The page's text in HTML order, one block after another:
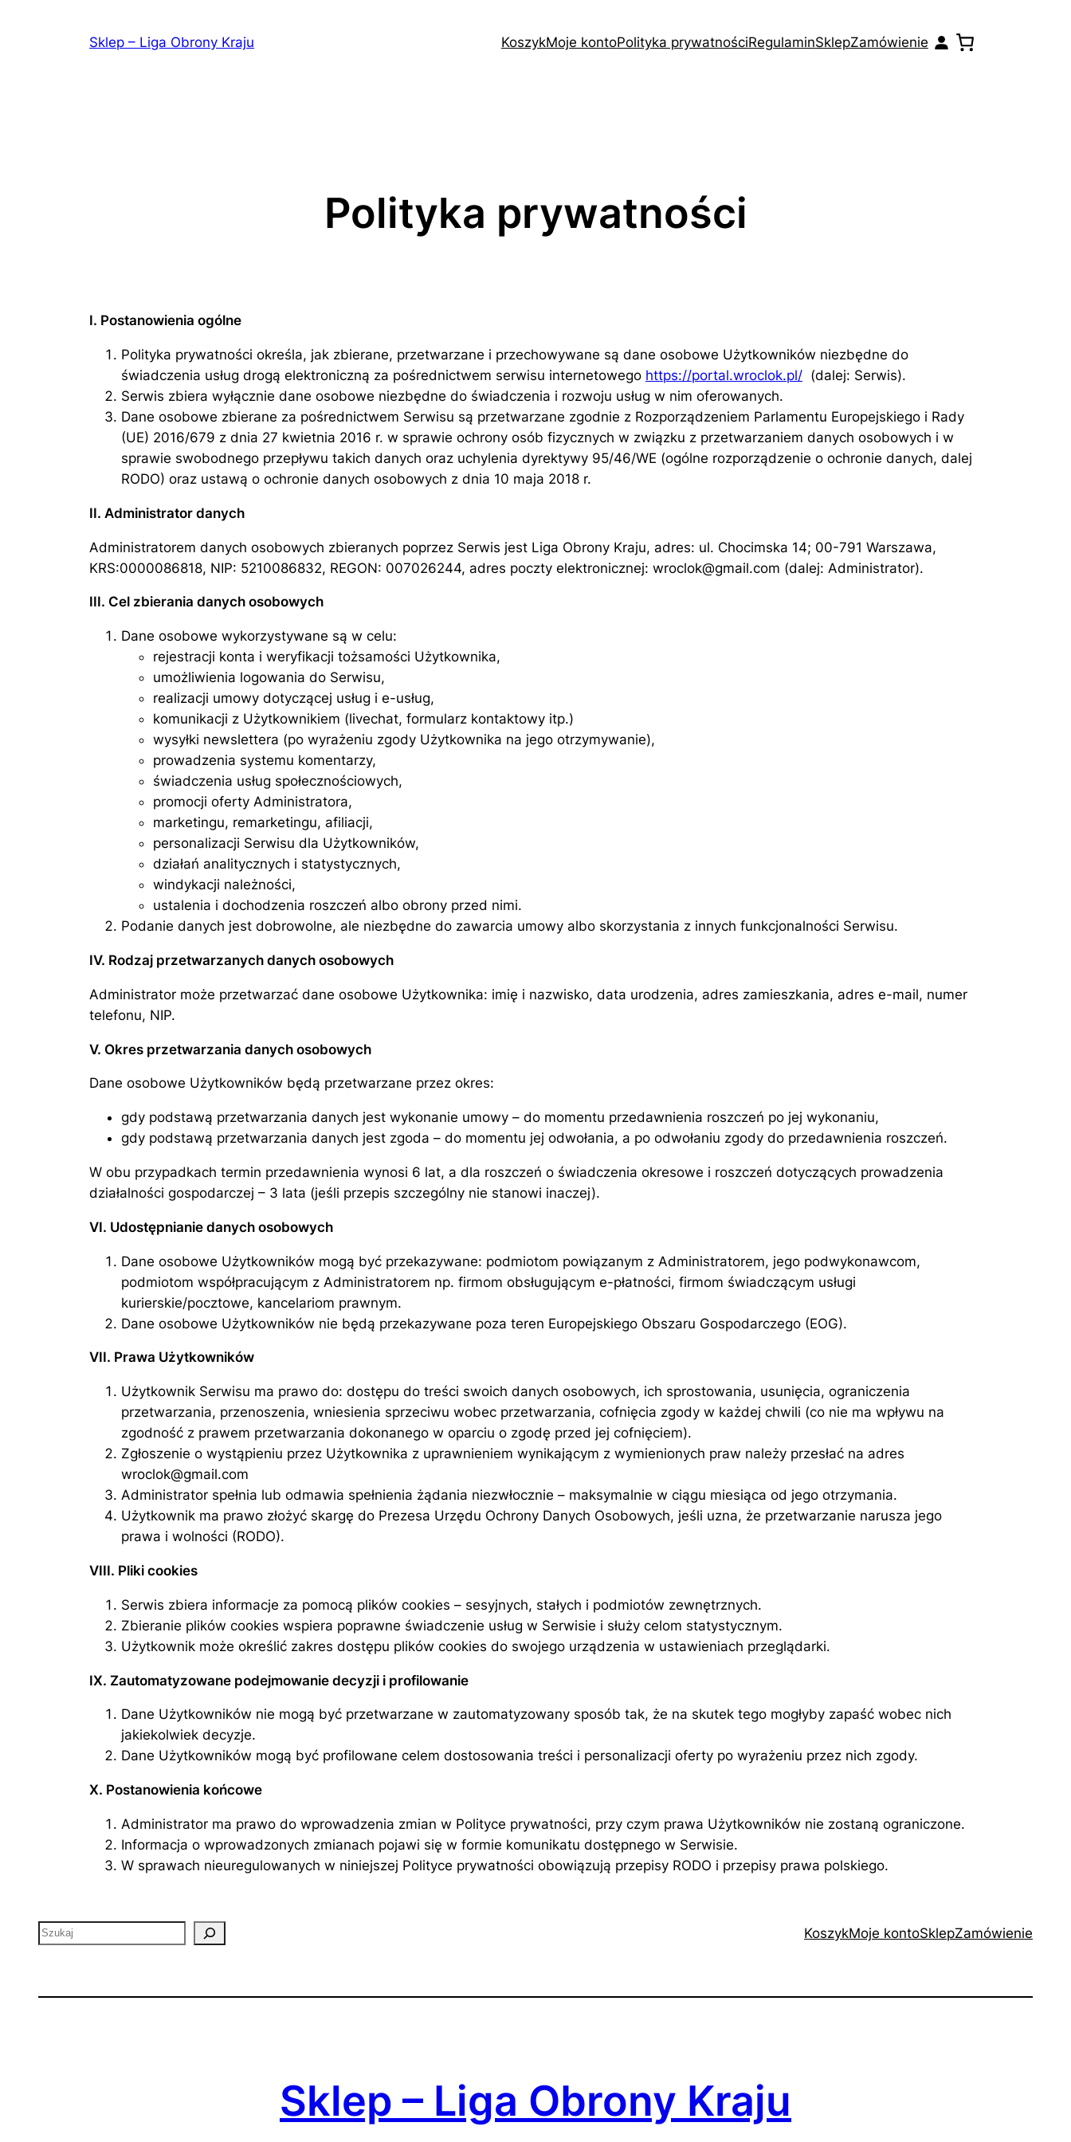
Sklep – Liga Obrony Kraju KoszykMoje kontoPolityka prywatnościRegulaminSklepZamówienie
Polityka prywatności
I. Postanowienia ogólne
Polityka prywatności określa, jak zbierane, przetwarzane i przechowywane są dane osobowe Użytkowników niezbędne do
świadczenia usług drogą elektroniczną za pośrednictwem serwisu internetowego https://portal.wroclok.pl/ (dalej: Serwis).
Serwis zbiera wyłącznie dane osobowe niezbędne do świadczenia i rozwoju usług w nim oferowanych.
Dane osobowe zbierane za pośrednictwem Serwisu są przetwarzane zgodnie z Rozporządzeniem Parlamentu Europejskiego i Rady
(UE) 2016/679 z dnia 27 kwietnia 2016 r. w sprawie ochrony osób fizycznych w związku z przetwarzaniem danych osobowych i w
sprawie swobodnego przepływu takich danych oraz uchylenia dyrektywy 95/46/WE (ogólne rozporządzenie o ochronie danych, dalej
RODO) oraz ustawą o ochronie danych osobowych z dnia 10 maja 2018 r.
II. Administrator danych
Administratorem danych osobowych zbieranych poprzez Serwis jest Liga Obrony Kraju, adres: ul. Chocimska 14; 00-791 Warszawa,
KRS:0000086818, NIP: 5210086832, REGON: 007026244, adres poczty elektronicznej: wroclok@gmail.com (dalej: Administrator).
III. Cel zbierania danych osobowych
Dane osobowe wykorzystywane są w celu:
rejestracji konta i weryfikacji tożsamości Użytkownika,
umożliwienia logowania do Serwisu,
realizacji umowy dotyczącej usług i e-usług,
komunikacji z Użytkownikiem (livechat, formularz kontaktowy itp.)
wysyłki newslettera (po wyrażeniu zgody Użytkownika na jego otrzymywanie),
prowadzenia systemu komentarzy,
świadczenia usług społecznościowych,
promocji oferty Administratora,
marketingu, remarketingu, afiliacji,
personalizacji Serwisu dla Użytkowników,
działań analitycznych i statystycznych,
windykacji należności,
ustalenia i dochodzenia roszczeń albo obrony przed nimi.
Podanie danych jest dobrowolne, ale niezbędne do zawarcia umowy albo skorzystania z innych funkcjonalności Serwisu.
IV. Rodzaj przetwarzanych danych osobowych
Administrator może przetwarzać dane osobowe Użytkownika: imię i nazwisko, data urodzenia, adres zamieszkania, adres e-mail, numer
telefonu, NIP.
V. Okres przetwarzania danych osobowych
Dane osobowe Użytkowników będą przetwarzane przez okres:
gdy podstawą przetwarzania danych jest wykonanie umowy – do momentu przedawnienia roszczeń po jej wykonaniu,
gdy podstawą przetwarzania danych jest zgoda – do momentu jej odwołania, a po odwołaniu zgody do przedawnienia roszczeń.
W obu przypadkach termin przedawnienia wynosi 6 lat, a dla roszczeń o świadczenia okresowe i roszczeń dotyczących prowadzenia
działalności gospodarczej – 3 lata (jeśli przepis szczególny nie stanowi inaczej).
VI. Udostępnianie danych osobowych
Dane osobowe Użytkowników mogą być przekazywane: podmiotom powiązanym z Administratorem, jego podwykonawcom,
podmiotom współpracującym z Administratorem np. firmom obsługującym e-płatności, firmom świadczącym usługi
kurierskie/pocztowe, kancelariom prawnym.
Dane osobowe Użytkowników nie będą przekazywane poza teren Europejskiego Obszaru Gospodarczego (EOG).
VII. Prawa Użytkowników
Użytkownik Serwisu ma prawo do: dostępu do treści swoich danych osobowych, ich sprostowania, usunięcia, ograniczenia
przetwarzania, przenoszenia, wniesienia sprzeciwu wobec przetwarzania, cofnięcia zgody w każdej chwili (co nie ma wpływu na
zgodność z prawem przetwarzania dokonanego w oparciu o zgodę przed jej cofnięciem).
Zgłoszenie o wystąpieniu przez Użytkownika z uprawnieniem wynikającym z wymienionych praw należy przesłać na adres
wroclok@gmail.com
Administrator spełnia lub odmawia spełnienia żądania niezwłocznie – maksymalnie w ciągu miesiąca od jego otrzymania.
Użytkownik ma prawo złożyć skargę do Prezesa Urzędu Ochrony Danych Osobowych, jeśli uzna, że przetwarzanie narusza jego
prawa i wolności (RODO).
VIII. Pliki cookies
Serwis zbiera informacje za pomocą plików cookies – sesyjnych, stałych i podmiotów zewnętrznych.
Zbieranie plików cookies wspiera poprawne świadczenie usług w Serwisie i służy celom statystycznym.
Użytkownik może określić zakres dostępu plików cookies do swojego urządzenia w ustawieniach przeglądarki.
IX. Zautomatyzowane podejmowanie decyzji i profilowanie
Dane Użytkowników nie mogą być przetwarzane w zautomatyzowany sposób tak, że na skutek tego mogłyby zapaść wobec nich
jakiekolwiek decyzje.
Dane Użytkowników mogą być profilowane celem dostosowania treści i personalizacji oferty po wyrażeniu przez nich zgody.
X. Postanowienia końcowe
Administrator ma prawo do wprowadzenia zmian w Polityce prywatności, przy czym prawa Użytkowników nie zostaną ograniczone.
Informacja o wprowadzonych zmianach pojawi się w formie komunikatu dostępnego w Serwisie.
W sprawach nieuregulowanych w niniejszej Polityce prywatności obowiązują przepisy RODO i przepisy prawa polskiego.
Szukaj KoszykMoje kontoSklepZamówienie
Sklep – Liga Obrony Kraju